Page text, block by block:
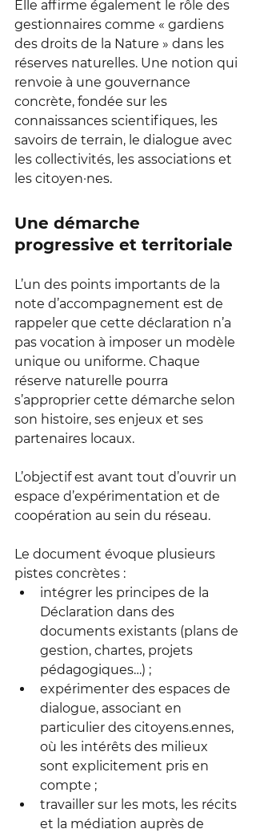
Elle affirme également le rôle des
gestionnaires comme « gardiens
des droits de la Nature » dans les
réserves naturelles. Une notion qui
renvoie à une gouvernance
concrète, fondée sur les
connaissances scientifiques, les
savoirs de terrain, le dialogue avec
les collectivités, les associations et
les citoyen·nes.
Une démarche
progressive et territoriale
L’un des points importants de la
note d’accompagnement est de
rappeler que cette déclaration n’a
pas vocation à imposer un modèle
unique ou uniforme. Chaque
réserve naturelle pourra
s’approprier cette démarche selon
son histoire, ses enjeux et ses
partenaires locaux.
L’objectif est avant tout d’ouvrir un
espace d’expérimentation et de
coopération au sein du réseau.
Le document évoque plusieurs
pistes concrètes :
intégrer les principes de la
Déclaration dans des
documents existants (plans de
gestion, chartes, projets
pédagogiques…) ;
expérimenter des espaces de
dialogue, associant en
particulier des citoyens.ennes,
où les intérêts des milieux
sont explicitement pris en
compte ;
travailler sur les mots, les récits
et la médiation auprès de